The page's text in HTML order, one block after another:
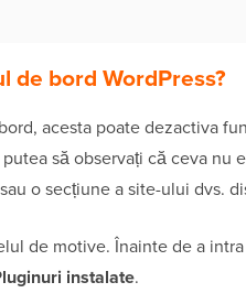
de bord WordPress?
acesta poate dezactiva
să observați că ceva nu
o secțiune a site-ului dvs.
de motive. Înainte de a
instalate.